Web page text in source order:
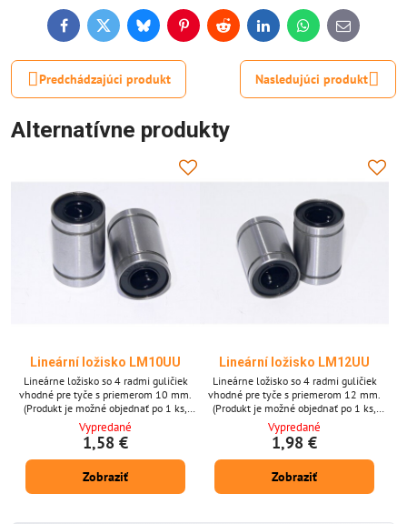
FacebookTwitterBlueskyPinterestReddit LinkedInWhatsApp
E-
mail
Predchádzajúci produkt Nasledujúci produkt
Alternatívne produkty
Lineární ložisko LM10UU
Lineárne ložisko so 4 radmi guličiek
vhodné pre tyče s priemerom 10 mm.
(Produkt je možné objednať po 1 ks,
fotografia je iba ilustratívna.)
Vypredané
1,58 €
Zobraziť
Lineární ložisko LM12UU
Lineárne ložisko so 4 radmi guličiek
vhodné pre tyče s priemerom 12 mm.
(Produkt je možné objednať po 1 ks,
fotografia je iba ilustratívna.)
Vypredané
1,98 €
Zobraziť